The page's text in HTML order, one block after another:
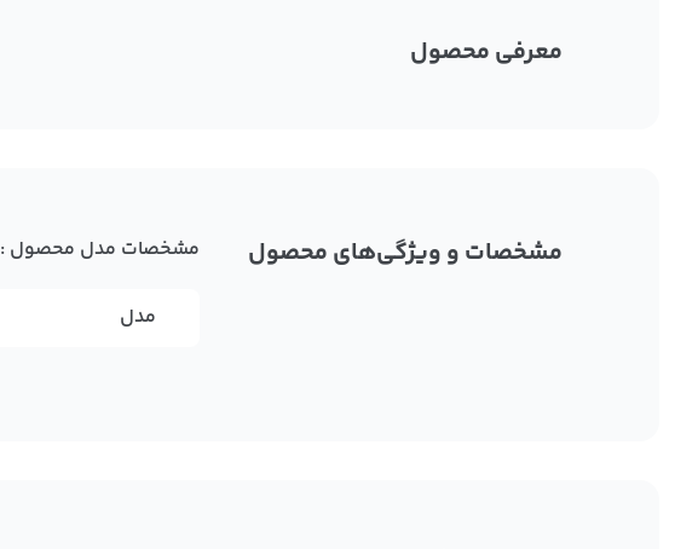
معرفی محصول
مشخصات و ویژگی‌های محصول مشخصات مدل محصول :
مدل